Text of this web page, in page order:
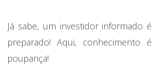
Já sabe, um investidor informado
preparado! Aqui, conhecimento
poupança!